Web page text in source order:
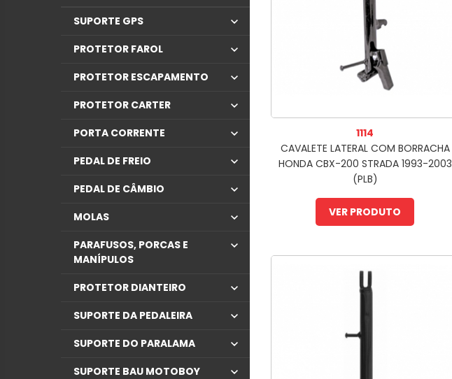
SUPORTE GPS
PROTETOR FAROL
PROTETOR ESCAPAMENTO
PROTETOR CARTER
PORTA CORRENTE
PEDAL DE FREIO
PEDAL DE CÂMBIO
MOLAS
PARAFUSOS, PORCAS E
MANÍPULOS
PROTETOR DIANTEIRO
SUPORTE DA PEDALEIRA
SUPORTE DO PARALAMA
SUPORTE BAU MOTOBOY
1114
CAVALETE LATERAL COM BORRACHA
HONDA CBX-200 STRADA 1993-2003
(PLB)
VER PRODUTO